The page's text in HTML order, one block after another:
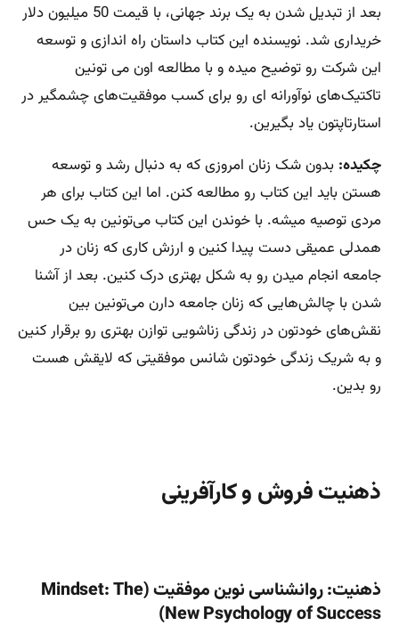
بعد از تبدیل شدن به یک برند جهانی، با قیمت 50 میلیون دلار
خریداری شد. نویسنده این کتاب داستان راه اندازی و توسعه
این شرکت رو توضیح میده و با مطالعه اون می تونین
تاکتیک‌های نوآورانه ای رو برای کسب موفقیت‌های چشمگیر در
استارتاپتون یاد بگیرین.
چکیده: بدون شک زنان امروزی که به دنبال رشد و توسعه
هستن باید این کتاب رو مطالعه کنن. اما این کتاب برای هر
مردی توصیه میشه. با خوندن این کتاب می‌تونین به یک حس
همدلی عمیقی دست پیدا کنین و ارزش کاری که زنان در
جامعه انجام میدن رو به شکل بهتری درک کنین. بعد از آشنا
شدن با چالش‌هایی که زنان جامعه دارن می‌تونین بین
نقش‌های خودتون در زندگی زناشویی توازن بهتری رو برقرار کنین
و به شریک زندگی خودتون شانس موفقیتی که لایقش هست
رو بدین.
ذهنیت فروش و کارآفرینی
ذهنیت: روانشناسی نوین موفقیت (Mindset: The
New Psychology of Success)